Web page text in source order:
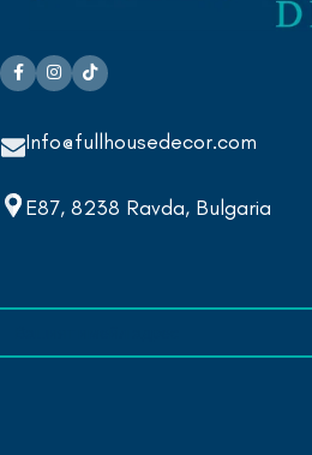
Info@fullhousedecor.com
E87, 8238 Ravda, Bulgaria